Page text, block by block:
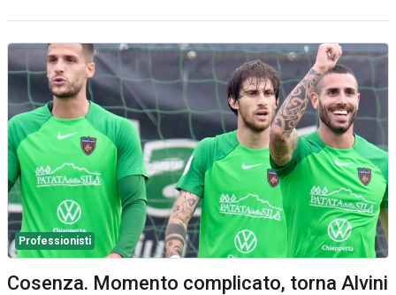
Professionisti
Cosenza. Momento complicato, torna Alvini